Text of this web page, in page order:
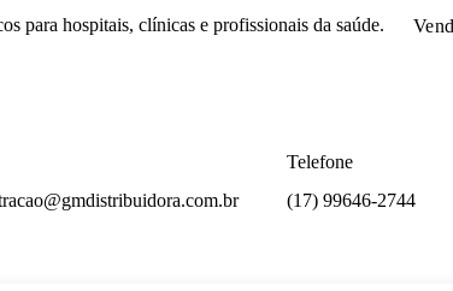
para hospitais, clínicas e profissionais da saúde.
Telefone
(17) 99646-2744